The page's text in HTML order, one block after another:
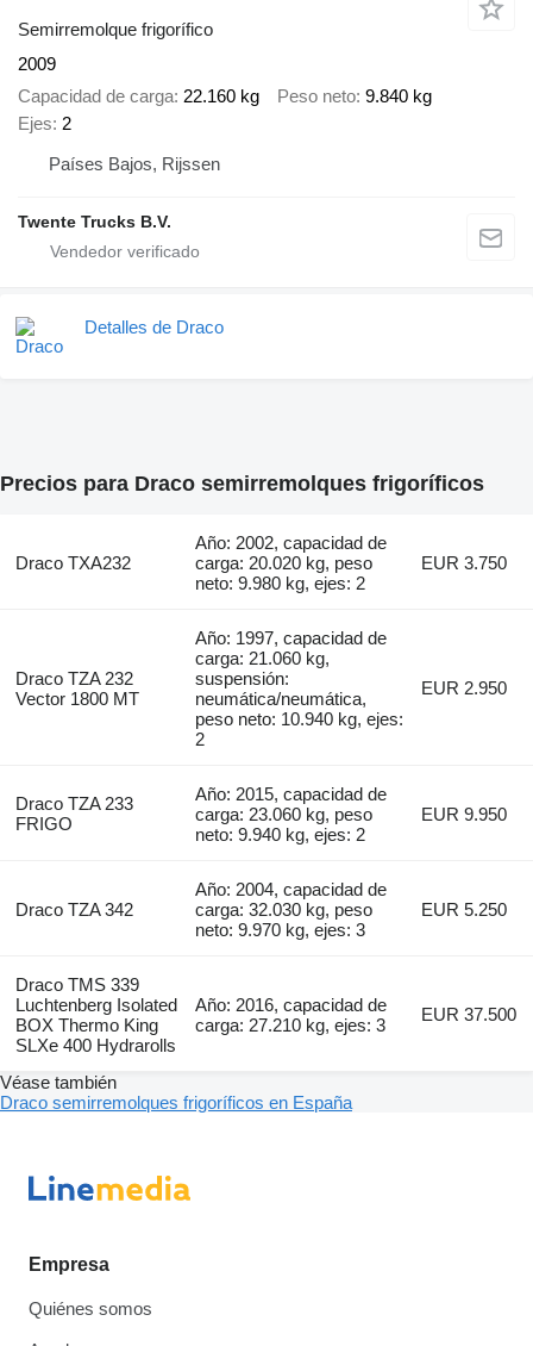
Semirremolque frigorífico
2009
Capacidad de carga 22.160 kg Peso neto 9.840 kg
Ejes 2
Países Bajos, Rijssen
Twente Trucks B.V.
Detalles de Draco
Precios para Draco semirremolques frigoríficos
Draco TXA232
Año: 2002, capacidad de
carga: 20.020 kg, peso
neto: 9.980 kg, ejes: 2
EUR 3.750
Draco TZA 232
Vector 1800 MT
Año: 1997, capacidad de
carga: 21.060 kg,
suspensión:
neumática/neumática,
peso neto: 10.940 kg, ejes:
2
EUR 2.950
Draco TZA 233
FRIGO
Año: 2015, capacidad de
carga: 23.060 kg, peso
neto: 9.940 kg, ejes: 2
EUR 9.950
Draco TZA 342
Año: 2004, capacidad de
carga: 32.030 kg, peso
neto: 9.970 kg, ejes: 3
EUR 5.250
Draco TMS 339
Luchtenberg Isolated
BOX Thermo King
SLXe 400 Hydrarolls
Año: 2016, capacidad de
carga: 27.210 kg, ejes: 3
EUR 37.500
Véase también
Draco semirremolques frigoríficos en España
Empresa
Quiénes somos